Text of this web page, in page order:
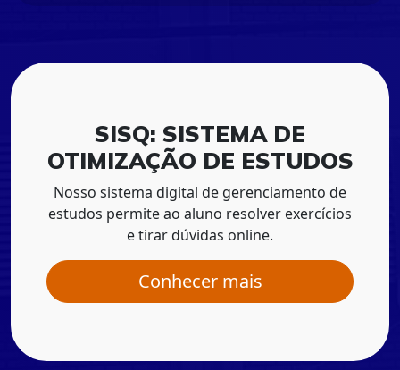
SISQ: SISTEMA DE
OTIMIZAÇÃO DE ESTUDOS
Nosso sistema digital de gerenciamento de
estudos permite ao aluno resolver exercícios
e tirar dúvidas online.
Conhecer mais